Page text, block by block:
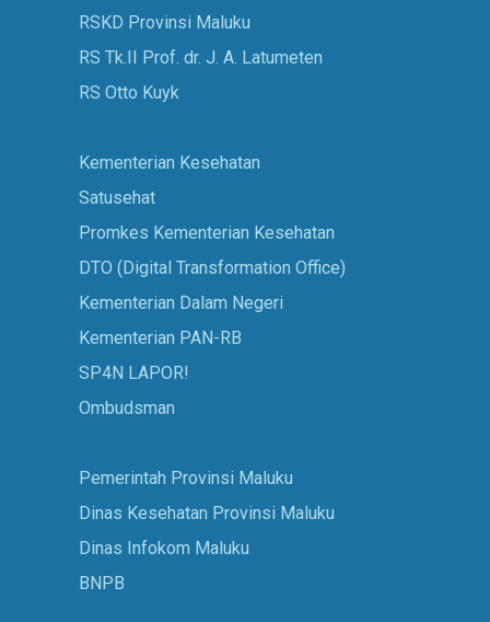
RSKD Provinsi Maluku
RS Tk.II Prof. dr. J. A. Latumeten
RS Otto Kuyk
Kementerian Kesehatan
Satusehat
Promkes Kementerian Kesehatan
DTO (Digital Transformation Office)
Kementerian Dalam Negeri
Kementerian PAN-RB
SP4N LAPOR!
Ombudsman
Pemerintah Provinsi Maluku
Dinas Kesehatan Provinsi Maluku
Dinas Infokom Maluku
BNPB